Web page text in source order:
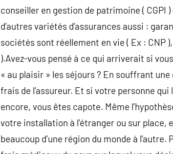
conseiller en gestion de patrimoine ( CGPI
d’autres variétés d’assurances aussi :
sociétés sont réellement en vie ( Ex : CNP
).Avez-vous pensé à ce qui arriverait si
« au plaisir » les séjours ? En souffrant
frais de l’assureur. Et si votre personne
encore, vous êtes capote. Même
votre installation à l’étranger ou sur
beaucoup d’une région du monde à